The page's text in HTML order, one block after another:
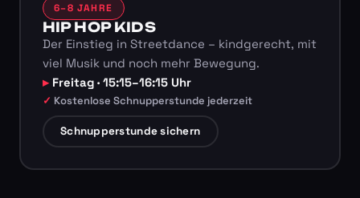
6–8 JAHRE
HIP HOP KIDS
Der Einstieg in Streetdance – kindgerecht, mit
viel Musik und noch mehr Bewegung.
Freitag · 15:15–16:15 Uhr
Kostenlose Schnupperstunde jederzeit
Schnupperstunde sichern